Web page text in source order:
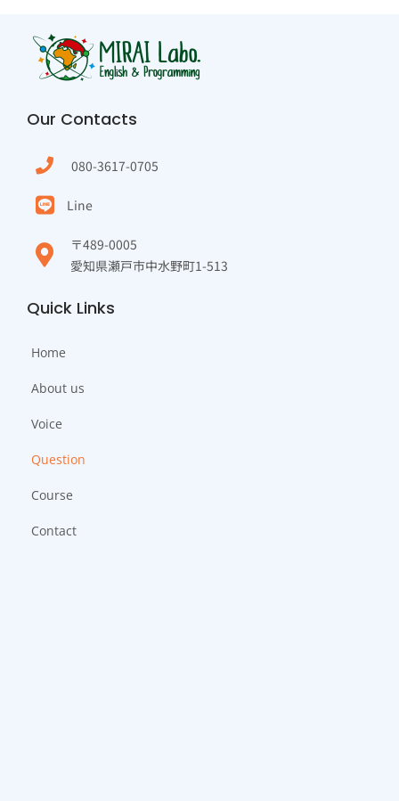
Our Contacts
080-3617-0705
Line
〒489-0005
愛知県瀬戸市中水野町1-513
Quick Links
Home
About us
Voice
Question
Course
Contact